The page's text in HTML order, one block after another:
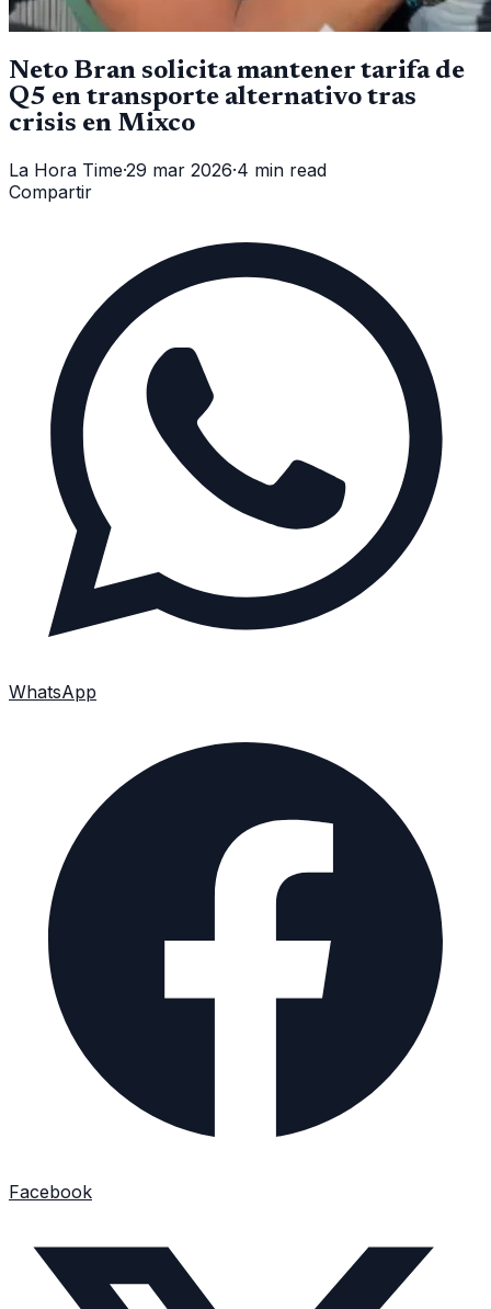
Neto Bran solicita mantener tarifa de
Q5 en transporte alternativo tras
crisis en Mixco
La Hora Time·29 mar 2026·4 min read
Compartir
WhatsApp
Facebook